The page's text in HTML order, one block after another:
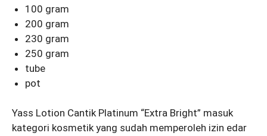
100 gram
200 gram
230 gram
250 gram
tube
pot
Yass Lotion Cantik Platinum “Extra Bright” masuk
kategori kosmetik yang sudah memperoleh izin edar